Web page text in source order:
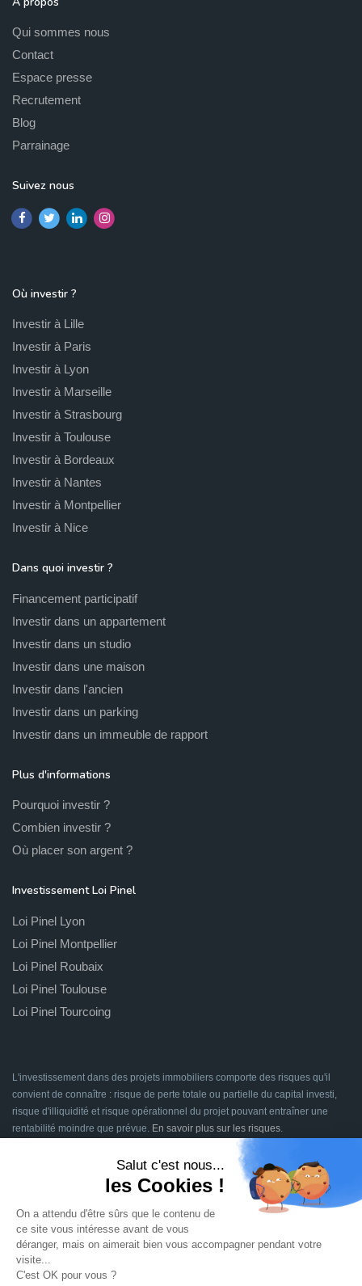
Qui sommes nous
Contact
Espace presse
Recrutement
Blog
Parrainage
Suivez nous
Où investir ?
Investir à Lille
Investir à Paris
Investir à Lyon
Investir à Marseille
Investir à Strasbourg
Investir à Toulouse
Investir à Bordeaux
Investir à Nantes
Investir à Montpellier
Investir à Nice
Dans quoi investir ?
Financement participatif
Investir dans un appartement
Investir dans un studio
Investir dans une maison
Investir dans l'ancien
Investir dans un parking
Investir dans un immeuble de rapport
Plus d'informations
Pourquoi investir ?
Combien investir ?
Où placer son argent ?
Investissement Loi Pinel
Loi Pinel Lyon
Loi Pinel Montpellier
Loi Pinel Roubaix
Loi Pinel Toulouse
Loi Pinel Tourcoing
L'investissement dans des projets immobiliers comporte des risques qu'il
convient de connaître : risque de perte totale ou partielle du capital investi,
risque d'illiquidité et risque opérationnel du projet pouvant entraîner une
rentabilité moindre que prévue. En savoir plus sur les risques.
Signatures en ligne assurées par